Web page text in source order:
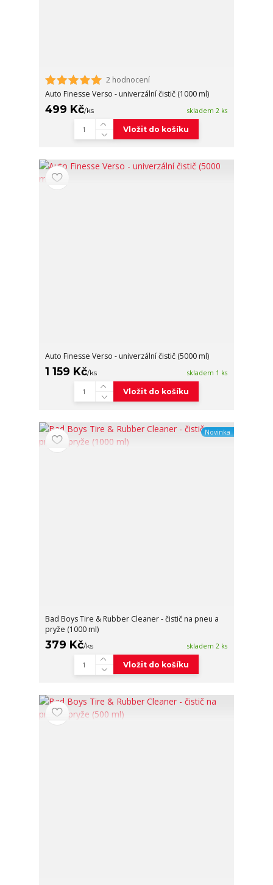
2 hodnocení
Auto Finesse Verso - univerzální čistič (1000 ml)
499 Kč/ks skladem 2 ks
Vložit do košíku
Auto Finesse Verso - univerzální čistič (5000 ml)
1 159 Kč/ks skladem 1 ks
Vložit do košíku
Novinka
Bad Boys Tire & Rubber Cleaner - čistič na pneu a
pryže (1000 ml)
379 Kč/ks skladem 2 ks
Vložit do košíku